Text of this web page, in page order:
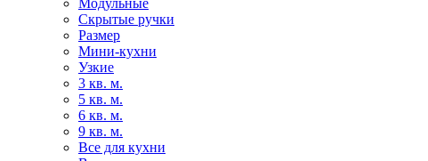
Скрытые ручки
Размер
Мини-кухни
Узкие
3 кв. м.
5 кв. м.
6 кв. м.
9 кв. м.
Все для кухни